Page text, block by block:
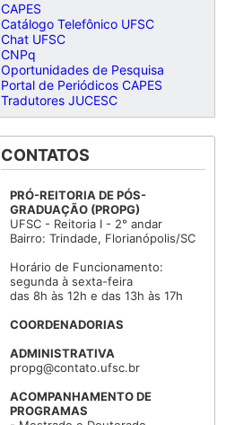
CAPES
Catálogo Telefônico UFSC
Chat UFSC
CNPq
Oportunidades de Pesquisa
Portal de Periódicos CAPES
Tradutores JUCESC
CONTATOS
PRÓ-REITORIA DE PÓS-
GRADUAÇÃO (PROPG)
UFSC - Reitoria I - 2° andar
Bairro: Trindade, Florianópolis/SC
Horário de Funcionamento:
segunda à sexta-feira
das 8h às 12h e das 13h às 17h
COORDENADORIAS
ADMINISTRATIVA
propg@contato.ufsc.br
ACOMPANHAMENTO DE
PROGRAMAS